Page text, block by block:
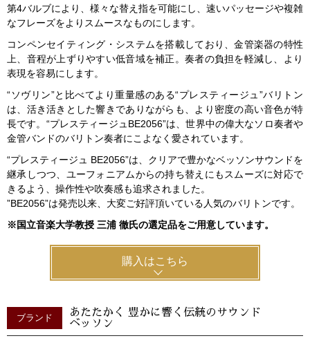
第4バルブにより、様々な替え指を可能にし、速いパッセージや複雑
なフレーズをよりスムースなものにします。
コンペンセイティング・システムを搭載しており、金管楽器の特性
上、音程が上ずりやすい低音域を補正。奏者の負担を軽減し、より
表現を容易にします。
“ソヴリン”と比べてより重量感のある“プレスティージュ”バリトン
は、活き活きとした響きでありながらも、より密度の高い音色が特
長です。“プレスティージュBE2056”は、世界中の偉大なソロ奏者や
金管バンドのバリトン奏者にこよなく愛されています。
“プレスティージュ BE2056”は、クリアで豊かなベッソンサウンドを
継承しつつ、ユーフォニアムからの持ち替えにもスムーズに対応で
きるよう、操作性や吹奏感も追求されました。
”BE2056”は発売以来、大変ご好評頂いている人気のバリトンです。
※国立音楽大学教授 三浦 徹氏の選定品をご用意しています。
購入はこちら
ブランド
あたたかく 豊かに響く伝統のサウンド
ベッソン